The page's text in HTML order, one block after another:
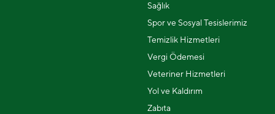
Sağlık
Spor ve Sosyal Tesislerimiz
Temizlik Hizmetleri
Vergi Ödemesi
Veteriner Hizmetleri
Yol ve Kaldırım
Zabıta